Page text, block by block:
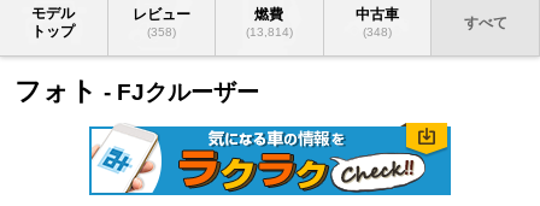
モデル
トップ
レビュー
(358)
燃費
(13,814)
中古車
(348)
すべて
フォト - FJクルーザー